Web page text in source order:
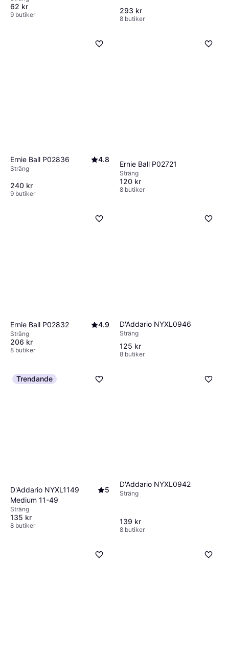
62 kr
9 butiker 293 kr
8 butiker
Ernie Ball P02836 4.8
Sträng
240 kr
9 butiker
Ernie Ball P02721
Sträng
120 kr
8 butiker
Ernie Ball P02832 4.9
Sträng
206 kr
8 butiker
D'Addario NYXL0946
Sträng
125 kr
8 butiker
Trendande
D'Addario NYXL1149
Medium 11-49
5
Sträng
135 kr
8 butiker
D'Addario NYXL0942
Sträng
139 kr
8 butiker